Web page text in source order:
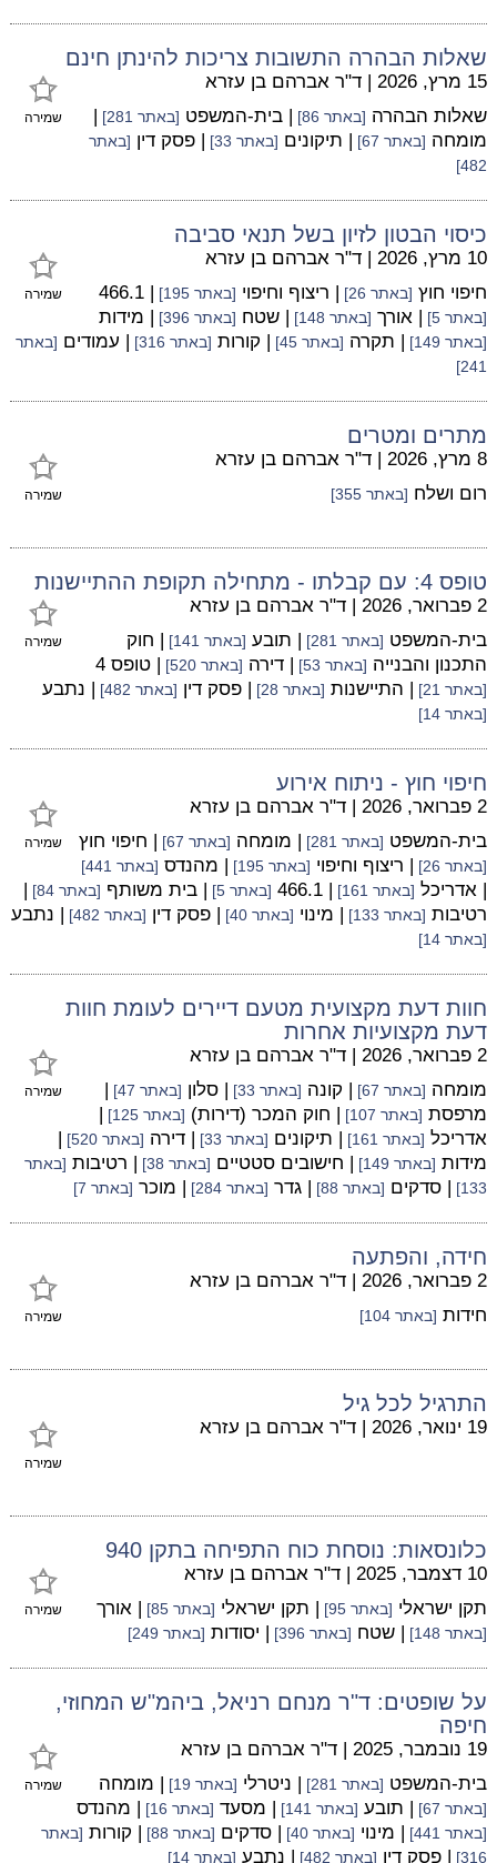
שאלות הבהרה התשובות צריכות להינתן חינם
שמירה
15 מרץ, 2026 | ד"ר אברהם בן עזרא
שאלות הבהרה [באתר 86] | בית-המשפט [באתר 281]
|
מומחה [באתר 67] | תיקונים [באתר 33] | פסק דין [באתר
482]
כיסוי הבטון לזיון בשל תנאי סביבה
שמירה
10 מרץ, 2026 | ד"ר אברהם בן עזרא
חיפוי חוץ [באתר 26] | ריצוף וחיפוי [באתר 195] | 466.1
[באתר 5] | אורך [באתר 148] | שטח [באתר 396] | מידות
[באתר 149] | תקרה [באתר 45] | קורות [באתר 316] | עמודים [באתר
241]
מתרים ומטרים
שמירה
8 מרץ, 2026 | ד"ר אברהם בן עזרא
רום ושלח [באתר 355]
טופס 4: עם קבלתו - מתחילה תקופת ההתיישנות
שמירה
2 פברואר, 2026 | ד"ר אברהם בן עזרא
בית-המשפט [באתר 281] | תובע [באתר 141]
| חוק
התכנון והבנייה [באתר 53] | דירה [באתר 520] | טופס 4
[באתר 21] | התיישנות [באתר 28] | פסק דין [באתר 482] | נתבע
[באתר 14]
חיפוי חוץ - ניתוח אירוע
שמירה
2 פברואר, 2026 | ד"ר אברהם בן עזרא
בית-המשפט [באתר 281] | מומחה [באתר 67] | חיפוי חוץ
[באתר 26] | ריצוף וחיפוי [באתר 195] | מהנדס [באתר 441]
| אדריכל [באתר 161] | 466.1 [באתר 5] | בית משותף [באתר 84]
|
רטיבות [באתר 133] | מינוי [באתר 40] | פסק דין [באתר 482] | נתבע
[באתר 14]
חוות דעת מקצועית מטעם דיירים לעומת חוות
דעת מקצועיות אחרות
שמירה
2 פברואר, 2026 | ד"ר אברהם בן עזרא
מומחה [באתר 67] | קונה [באתר 33] | סלון [באתר 47]
|
מרפסת [באתר 107] | חוק המכר (דירות) [באתר 125]
|
אדריכל [באתר 161] | תיקונים [באתר 33] | דירה [באתר 520]
|
מידות [באתר 149] | חישובים סטטיים [באתר 38] | רטיבות [באתר
133]
| סדקים [באתר 88] | גדר [באתר 284] | מוכר [באתר 7]
חידה, והפתעה
שמירה
2 פברואר, 2026 | ד"ר אברהם בן עזרא
חידות [באתר 104]
התרגיל לכל גיל
שמירה
19 ינואר, 2026 | ד"ר אברהם בן עזרא
כלונסאות: נוסחת כוח התפיחה בתקן 940
שמירה
10 דצמבר, 2025 | ד"ר אברהם בן עזרא
תקן ישראלי [באתר 95] | תקן ישראלי [באתר 85] | אורך
[באתר 148] | שטח [באתר 396] | יסודות [באתר 249]
על שופטים: ד"ר מנחם רניאל, ביהמ"ש המחוזי,
חיפה
שמירה
19 נובמבר, 2025 | ד"ר אברהם בן עזרא
בית-המשפט [באתר 281] | ניטרלי [באתר 19] | מומחה
[באתר 67] | תובע [באתר 141] | מסעד [באתר 16] | מהנדס
[באתר 441] | מינוי [באתר 40] | סדקים [באתר 88] | קורות [באתר
316]
| פסק דין [באתר 482] | נתבע [באתר 14]